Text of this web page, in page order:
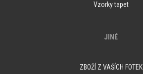
Vzorky tapet
JINÉ
ZBOŽÍ Z VAŠÍCH FOTEK